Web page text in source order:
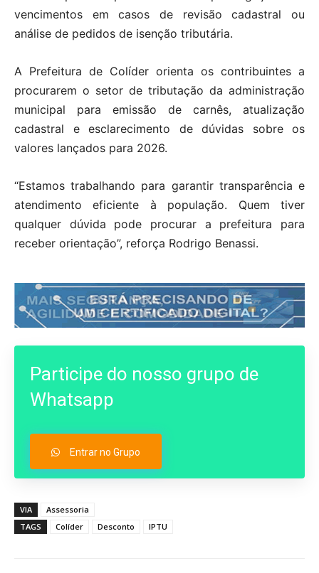
vencimentos em casos de revisão cadastral ou
análise de pedidos de isenção tributária.
A Prefeitura de Colíder orienta os contribuintes a
procurarem o setor de tributação da administração
municipal para emissão de carnês, atualização
cadastral e esclarecimento de dúvidas sobre os
valores lançados para 2026.
“Estamos trabalhando para garantir transparência e
atendimento eficiente à população. Quem tiver
qualquer dúvida pode procurar a prefeitura para
receber orientação”, reforça Rodrigo Benassi.
Participe do nosso grupo de
Whatsapp
Entrar no Grupo
VIA
Assessoria
TAGS
Colíder Desconto IPTU